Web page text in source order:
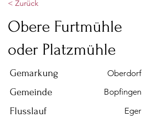
< Zurück
Obere Furtmühle
oder Platzmühle
Oberdorf
Gemarkung
Bopfingen
Gemeinde
Eger
Flusslauf